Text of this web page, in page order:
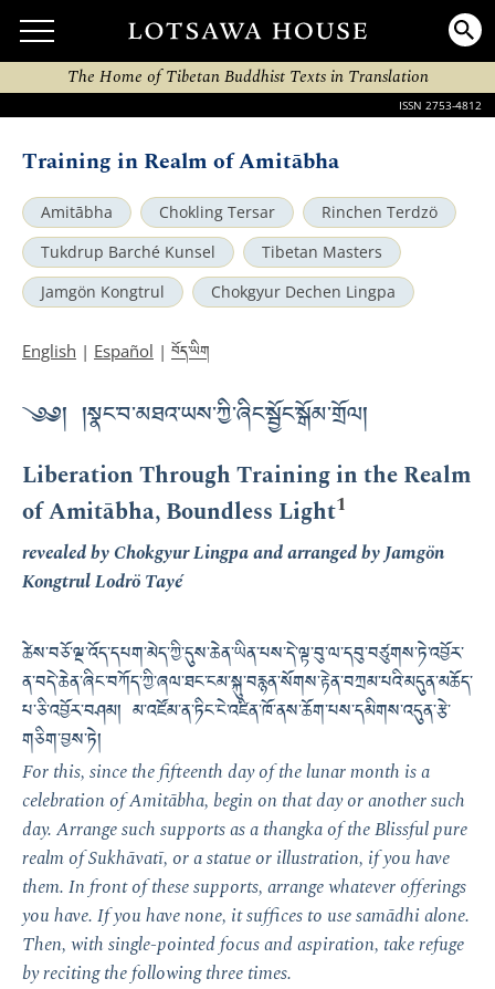
The Home of Tibetan Buddhist Texts in Translation
ISSN 2753-4812
Training in Realm of Amitābha
Amitābha Chokling Tersar
Rinchen Terdzö
Tukdrup Barché Kunsel
Tibetan Masters
Jamgön Kongtrul
Chokgyur Dechen Lingpa
English | Español | བོད་ཡིག
༄༅། །སྣང་བ་མཐའ་ཡས་ཀྱི་ཞིང་སྦྱོང་སྒོམ་གྲོལ།
Liberation Through Training in the Realm
of Amitābha, Boundless Light1
revealed by Chokgyur Lingpa and arranged by Jamgön
Kongtrul Lodrö Tayé
ཚེས་བཅོ་ལྔ་འོད་དཔག་མེད་ཀྱི་དུས་ཆེན་ཡིན་པས་དེ་ལྟ་བུ་ལ་དབུ་བཙུགས་ཏེ་འབྱོར་
ན་བདེ་ཆེན་ཞིང་བཀོད་ཀྱི་ཞལ་ཐང་ངམ་སྐུ་བརྙན་སོགས་རྟེན་བཀྲམ་པའི་མདུན་མཆོད་
པ་ཅི་འབྱོར་བཤམ། མ་འཛོམ་ན་ཏིང་ངེ་འཛིན་ཁོ་ནས་ཆོག་པས་དམིགས་འདུན་རྩེ་
གཅིག་བྱས་ཏེ།
For this, since the fifteenth day of the lunar month is a
celebration of Amitābha, begin on that day or another such
day. Arrange such supports as a thangka of the Blissful pure
realm of Sukhāvatī, or a statue or illustration, if you have
them. In front of these supports, arrange whatever offerings
you have. If you have none, it suffices to use samādhi alone.
Then, with single-pointed focus and aspiration, take refuge
by reciting the following three times.